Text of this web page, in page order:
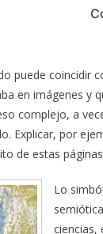
puede coincidir
en imágenes y
complejo, a
Explicar, por
de estas
Lo
ciencias,